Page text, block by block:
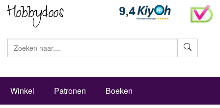
Winkel Patronen Boeken